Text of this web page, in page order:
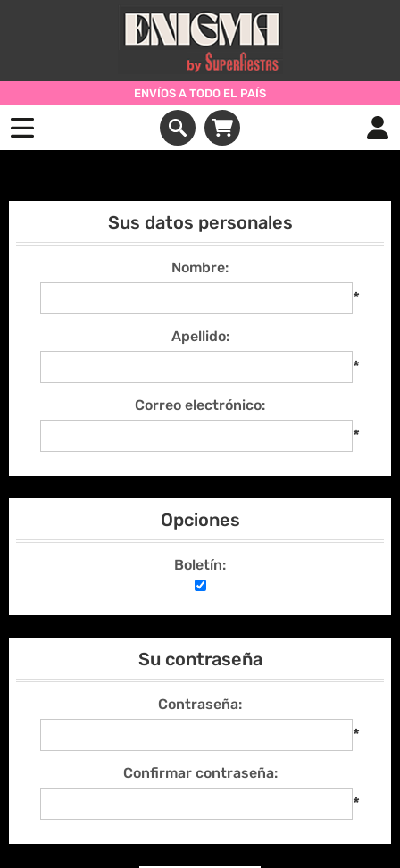
ENVÍOS A TODO EL PAÍS
Sus datos personales
Nombre:
*
Apellido:
*
Correo electrónico:
*
Opciones
Boletín:
Su contraseña
Contraseña:
*
Confirmar contraseña:
*